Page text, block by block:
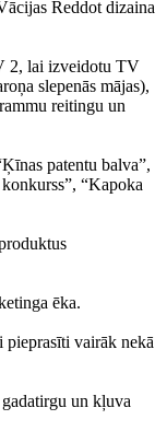
Reddot dizaina
2, lai izveidotu TV
slepenās mājas),
reitingu un
patentu balva”,
“Kapoka
ēka.
vairāk nekā
un kļuva